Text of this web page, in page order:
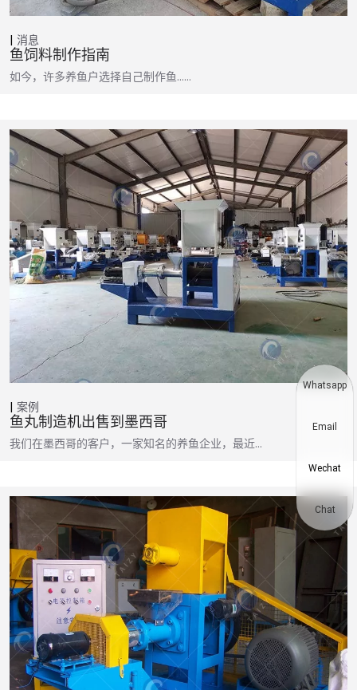
消息
鱼饲料制作指南
如今，许多养鱼户选择自己制作鱼……
案例
鱼丸制造机出售到墨西哥
我们在墨西哥的客户，一家知名的养鱼企业，最近…
Whatsapp
Email
Wechat
Chat